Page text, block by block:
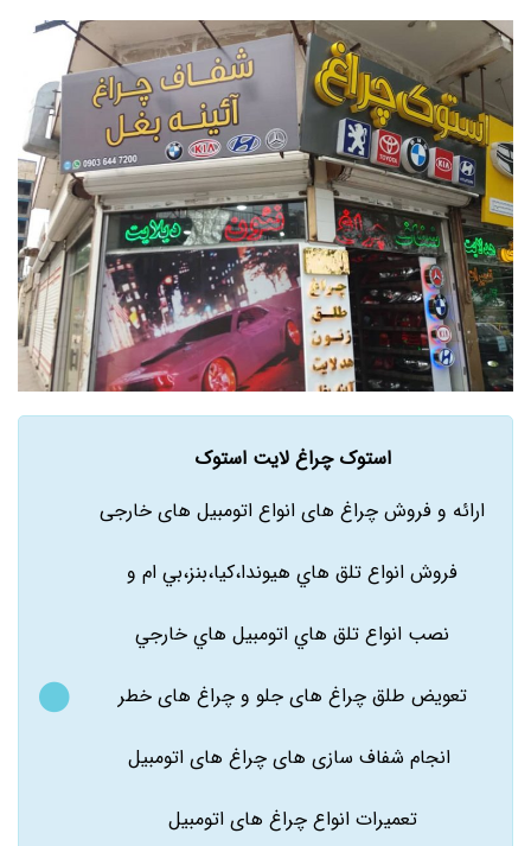
استوک چراغ لایت استوک
ارائه و فروش چراغ های انواع اتومبیل های خارجی
فروش انواع تلق هاي هيوندا،کيا،بنز،بي ام و
نصب انواع تلق هاي اتومبيل هاي خارجي
تعویض طلق چراغ های جلو و چراغ های خطر
انجام شفاف سازی های چراغ های اتومبیل
تعمیرات انواع چراغ های اتومبیل